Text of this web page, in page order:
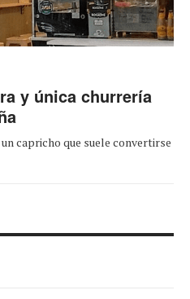
y única churrería
capricho que suele convertirse